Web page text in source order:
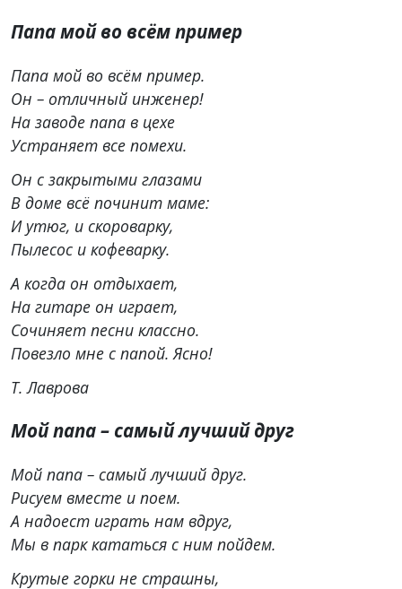
Папа мой во всём пример
Папа мой во всём пример.
Он – отличный инженер!
На заводе папа в цехе
Устраняет все помехи.
Он с закрытыми глазами
В доме всё починит маме:
И утюг, и скороварку,
Пылесос и кофеварку.
А когда он отдыхает,
На гитаре он играет,
Сочиняет песни классно.
Повезло мне с папой. Ясно!
Т. Лаврова
Мой папа – самый лучший друг
Мой папа – самый лучший друг.
Рисуем вместе и поем.
А надоест играть нам вдруг,
Мы в парк кататься с ним пойдем.
Крутые горки не страшны,